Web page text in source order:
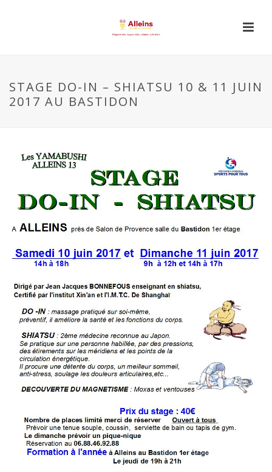
STAGE DO-IN – SHIATSU 10 & 11 JUIN
2017 AU BASTIDON